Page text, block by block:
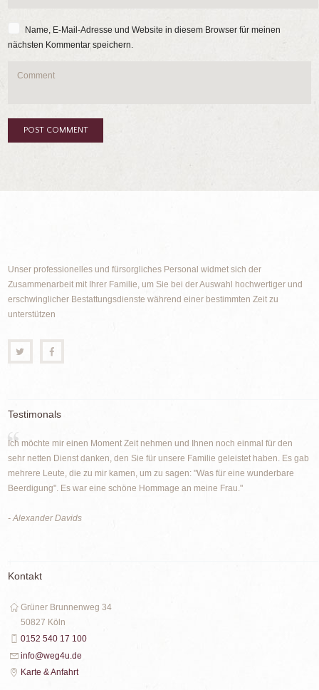
Name, E-Mail-Adresse und Website in diesem Browser für meinen
nächsten Kommentar speichern.
Unser professionelles und fürsorgliches Personal widmet sich der
Zusammenarbeit mit Ihrer Familie, um Sie bei der Auswahl hochwertiger und
erschwinglicher Bestattungsdienste während einer bestimmten Zeit zu
unterstützen
Testimonals
Ich möchte mir einen Moment Zeit nehmen und Ihnen noch einmal für den
sehr netten Dienst danken, den Sie für unsere Familie geleistet haben. Es gab
mehrere Leute, die zu mir kamen, um zu sagen: "Was für eine wunderbare
Beerdigung". Es war eine schöne Hommage an meine Frau."
- Alexander Davids
Kontakt
Grüner Brunnenweg 34
50827 Köln
0152 540 17 100
info@weg4u.de
Karte & Anfahrt